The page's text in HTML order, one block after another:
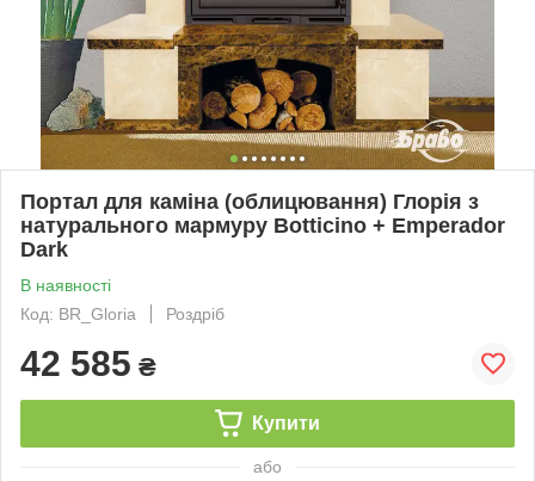
Портал для каміна (облицювання) Глорія з
натурального мармуру Botticino + Emperador
Dark
В наявності
Код: BR_Gloria
Роздріб
42 585 ₴
Купити
або